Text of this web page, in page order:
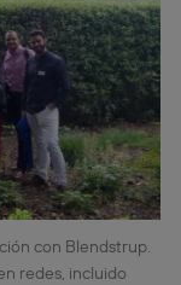
con Blendstrup.
redes, incluido